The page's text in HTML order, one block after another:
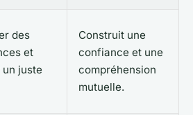
des
et
juste
Construit une
confiance et une
compréhension
mutuelle.